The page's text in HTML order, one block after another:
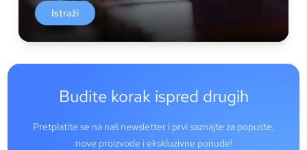
Istraži
Budite korak ispred drugih
Pretplatite se na naš newsletter i prvi saznajte za popuste,
nove proizvode i ekskluzivne ponude!